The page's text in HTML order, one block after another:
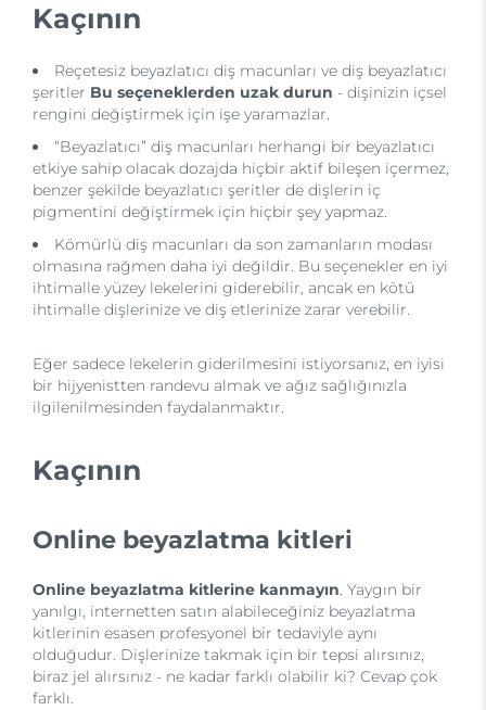
Kaçının
Reçetesiz beyazlatıcı diş macunları ve diş beyazlatıcı
şeritler Bu seçeneklerden uzak durun - dişinizin içsel
rengini değiştirmek için işe yaramazlar.
“Beyazlatıcı” diş macunları herhangi bir beyazlatıcı
etkiye sahip olacak dozajda hiçbir aktif bileşen içermez,
benzer şekilde beyazlatıcı şeritler de dişlerin iç
pigmentini değiştirmek için hiçbir şey yapmaz.
Kömürlü diş macunları da son zamanların modası
olmasına rağmen daha iyi değildir. Bu seçenekler en iyi
ihtimalle yüzey lekelerini giderebilir, ancak en kötü
ihtimalle dişlerinize ve diş etlerinize zarar verebilir.
Eğer sadece lekelerin giderilmesini istiyorsanız, en iyisi
bir hijyenistten randevu almak ve ağız sağlığınızla
ilgilenilmesinden faydalanmaktır.
Kaçının
Online beyazlatma kitleri
Online beyazlatma kitlerine kanmayın. Yaygın bir
yanılgı, internetten satın alabileceğiniz beyazlatma
kitlerinin esasen profesyonel bir tedaviyle aynı
olduğudur. Dişlerinize takmak için bir tepsi alırsınız,
biraz jel alırsınız - ne kadar farklı olabilir ki? Cevap çok
farklı.